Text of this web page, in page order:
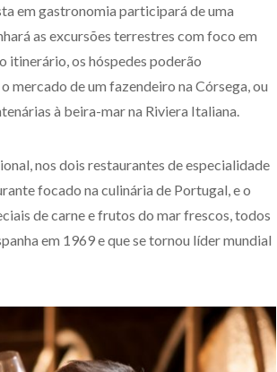
em gastronomia participará de uma
as excursões terrestres com foco em
itinerário, os hóspedes poderão
mercado de um fazendeiro na Córsega, ou
à beira-mar na Riviera Italiana.
nos dois restaurantes de especialidade
focado na culinária de Portugal, e o
de carne e frutos do mar frescos, todos
em 1969 e que se tornou líder mundial